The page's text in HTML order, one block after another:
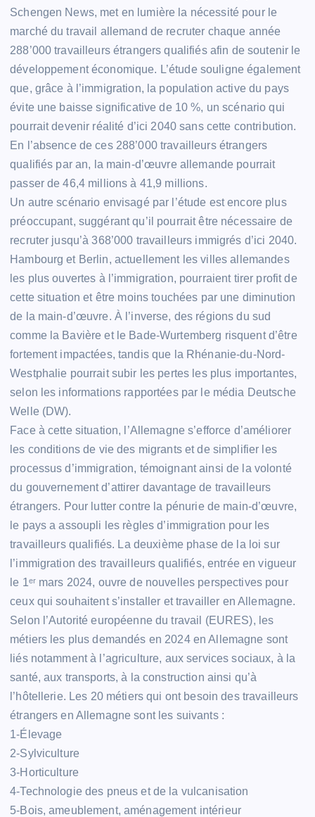
Schengen News, met en lumière la nécessité pour le
marché du travail allemand de recruter chaque année
288’000 travailleurs étrangers qualifiés afin de soutenir le
développement économique. L’étude souligne également
que, grâce à l’immigration, la population active du pays
évite une baisse significative de 10 %, un scénario qui
pourrait devenir réalité d’ici 2040 sans cette contribution.
En l’absence de ces 288’000 travailleurs étrangers
qualifiés par an, la main-d’œuvre allemande pourrait
passer de 46,4 millions à 41,9 millions.
Un autre scénario envisagé par l’étude est encore plus
préoccupant, suggérant qu’il pourrait être nécessaire de
recruter jusqu’à 368’000 travailleurs immigrés d’ici 2040.
Hambourg et Berlin, actuellement les villes allemandes
les plus ouvertes à l’immigration, pourraient tirer profit de
cette situation et être moins touchées par une diminution
de la main-d’œuvre. À l’inverse, des régions du sud
comme la Bavière et le Bade-Wurtemberg risquent d’être
fortement impactées, tandis que la Rhénanie-du-Nord-
Westphalie pourrait subir les pertes les plus importantes,
selon les informations rapportées par le média Deutsche
Welle (DW).
Face à cette situation, l’Allemagne s’efforce d’améliorer
les conditions de vie des migrants et de simplifier les
processus d’immigration, témoignant ainsi de la volonté
du gouvernement d’attirer davantage de travailleurs
étrangers. Pour lutter contre la pénurie de main-d’œuvre,
le pays a assoupli les règles d’immigration pour les
travailleurs qualifiés. La deuxième phase de la loi sur
l’immigration des travailleurs qualifiés, entrée en vigueur
le 1ᵉʳ mars 2024, ouvre de nouvelles perspectives pour
ceux qui souhaitent s’installer et travailler en Allemagne.
Selon l’Autorité européenne du travail (EURES), les
métiers les plus demandés en 2024 en Allemagne sont
liés notamment à l’agriculture, aux services sociaux, à la
santé, aux transports, à la construction ainsi qu’à
l’hôtellerie. Les 20 métiers qui ont besoin des travailleurs
étrangers en Allemagne sont les suivants :
1-Élevage
2-Sylviculture
3-Horticulture
4-Technologie des pneus et de la vulcanisation
5-Bois, ameublement, aménagement intérieur